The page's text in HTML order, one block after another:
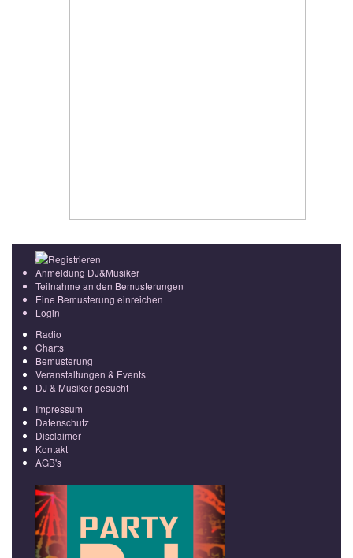
Registrieren
Anmeldung DJ&Musiker
Teilnahme an den Bemusterungen
Eine Bemusterung einreichen
Login
Radio
Charts
Bemusterung
Veranstaltungen & Events
DJ & Musiker gesucht
Impressum
Datenschutz
Disclaimer
Kontakt
AGB's